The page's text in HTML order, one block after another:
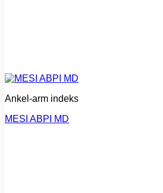
Ankel-arm indeks
MESI ABPI MD